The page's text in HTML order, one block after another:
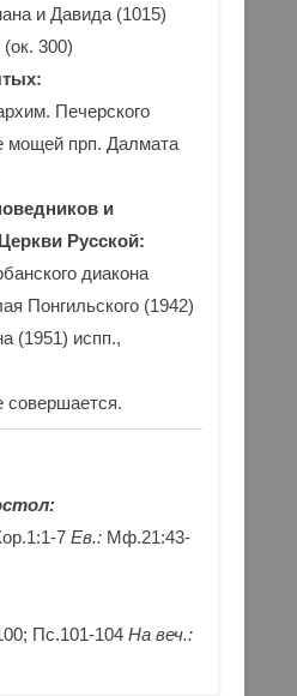
и Давида (1015)
300)
Печерского
мощей прп. Далмата
и
Русской:
диакона
Понгильского (1942)
(1951) испп.,
совершается.
7Ев.: Мф.21:43-
Пс.101-104На веч.: